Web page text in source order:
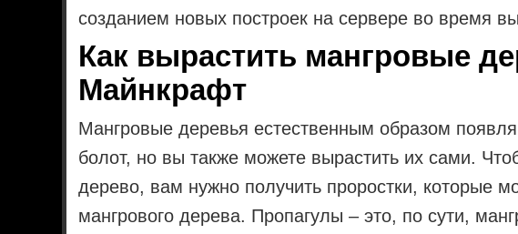
созданием новых построек на сервере во время
Как вырастить мангровые
Майнкрафт
Мангровые деревья естественным образом
болот, но вы также можете вырастить их сами.
дерево, вам нужно получить проростки, которые
мангрового дерева. Пропагулы – это, по сути,